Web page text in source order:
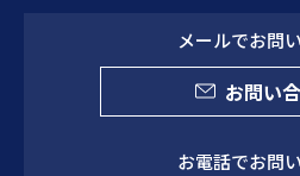
メールでお問
お問い
お電話でお問